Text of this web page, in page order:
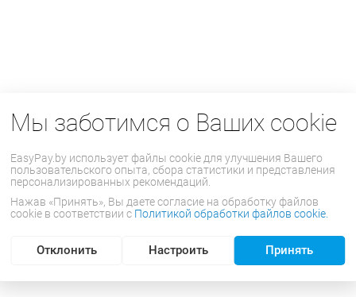
Мы заботимся о Ваших cookie
EasyPay.by использует файлы cookie для улучшения Вашего
пользовательского опыта, сбора статистики и представления
персонализированных рекомендаций.
Нажав «Принять», Вы даете согласие на обработку файлов
cookie в соответствии с Политикой обработки файлов cookie.
Отклонить Настроить Принять